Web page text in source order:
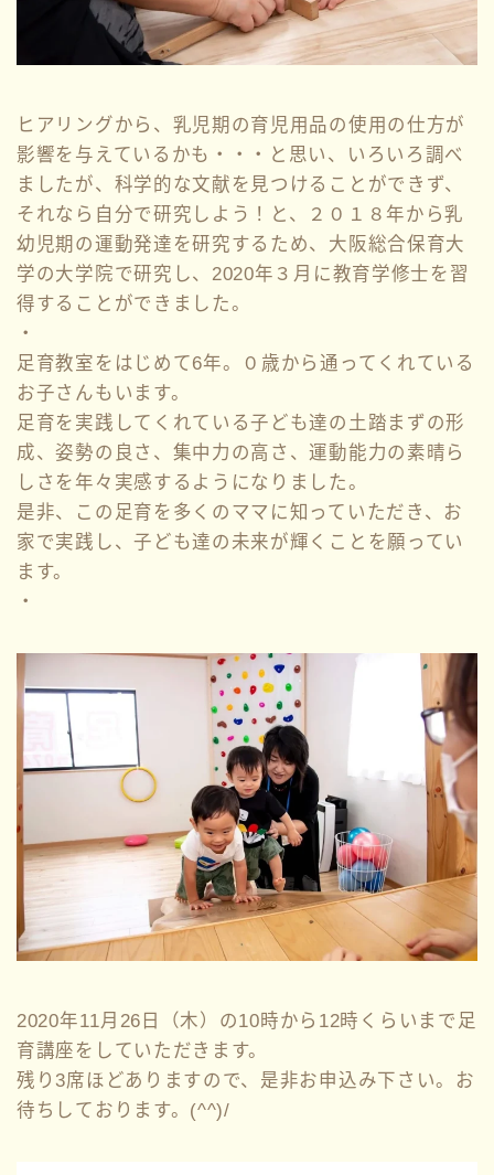
ヒアリングから、乳児期の育児用品の使用の仕方が
影響を与えているかも・・・と思い、いろいろ調べ
ましたが、科学的な文献を見つけることができず、
それなら自分で研究しよう！と、２０１８年から乳
幼児期の運動発達を研究するため、大阪総合保育大
学の大学院で研究し、2020年３月に教育学修士を習
得することができました。
・
足育教室をはじめて6年。０歳から通ってくれている
お子さんもいます。
足育を実践してくれている子ども達の土踏まずの形
成、姿勢の良さ、集中力の高さ、運動能力の素晴ら
しさを年々実感するようになりました。
是非、この足育を多くのママに知っていただき、お
家で実践し、子ども達の未来が輝くことを願ってい
ます。
・
2020年11月26日（木）の10時から12時くらいまで足
育講座をしていただきます。
残り3席ほどありますので、是非お申込み下さい。お
待ちしております。(^^)/